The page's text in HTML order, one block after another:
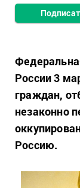
России 3
граждан,
незаконно
Россию.